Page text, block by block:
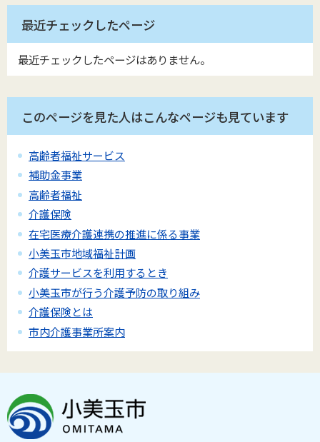
最近チェックしたページ
最近チェックしたページはありません。
このページを見た人はこんなページも見ています
高齢者福祉サービス
補助金事業
高齢者福祉
介護保険
在宅医療介護連携の推進に係る事業
小美玉市地域福祉計画
介護サービスを利用するとき
小美玉市が行う介護予防の取り組み
介護保険とは
市内介護事業所案内